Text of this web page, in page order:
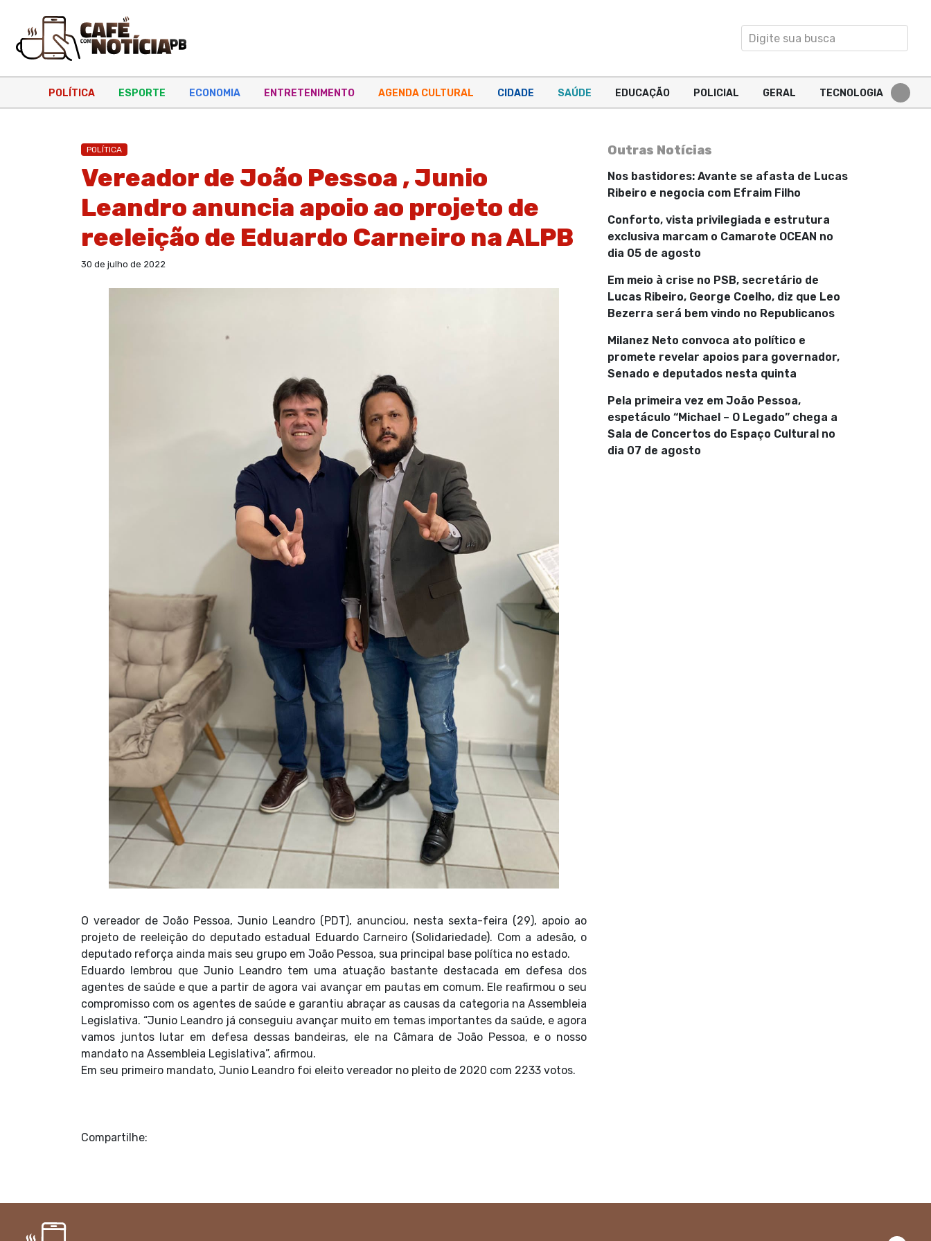
POLÍTICA ESPORTE ECONOMIA ENTRETENIMENTO AGENDA CULTURAL CIDADE SAÚDE EDUCAÇÃO POLICIAL GERAL TECNOLOGIA
POLÍTICA
Vereador de João Pessoa , Junio
Leandro anuncia apoio ao projeto de
reeleição de Eduardo Carneiro na ALPB
30 de julho de 2022
O vereador de João Pessoa, Junio Leandro (PDT), anunciou, nesta sexta-feira (29), apoio ao
projeto de reeleição do deputado estadual Eduardo Carneiro (Solidariedade). Com a adesão, o
deputado reforça ainda mais seu grupo em João Pessoa, sua principal base política no estado.
Eduardo lembrou que Junio Leandro tem uma atuação bastante destacada em defesa dos
agentes de saúde e que a partir de agora vai avançar em pautas em comum. Ele reafirmou o seu
compromisso com os agentes de saúde e garantiu abraçar as causas da categoria na Assembleia
Legislativa. “Junio Leandro já conseguiu avançar muito em temas importantes da saúde, e agora
vamos juntos lutar em defesa dessas bandeiras, ele na Câmara de João Pessoa, e o nosso
mandato na Assembleia Legislativa”, afirmou.
Em seu primeiro mandato, Junio Leandro foi eleito vereador no pleito de 2020 com 2233 votos.
Compartilhe:
Outras Notícias
Nos bastidores: Avante se afasta de Lucas
Ribeiro e negocia com Efraim Filho
Conforto, vista privilegiada e estrutura
exclusiva marcam o Camarote OCEAN no
dia 05 de agosto
Em meio à crise no PSB, secretário de
Lucas Ribeiro, George Coelho, diz que Leo
Bezerra será bem vindo no Republicanos
Milanez Neto convoca ato político e
promete revelar apoios para governador,
Senado e deputados nesta quinta
Pela primeira vez em João Pessoa,
espetáculo “Michael – O Legado” chega a
Sala de Concertos do Espaço Cultural no
dia 07 de agosto